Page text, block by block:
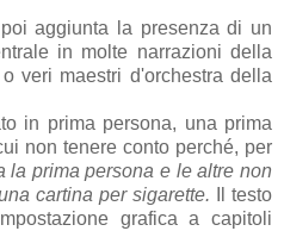
aggiunta la presenza di un
in molte narrazioni della
veri maestri d'orchestra della
in prima persona, una prima
non tenere conto perché, per
la prima persona e le altre non
cartina per sigarette.
Il testo
grafica a capitoli